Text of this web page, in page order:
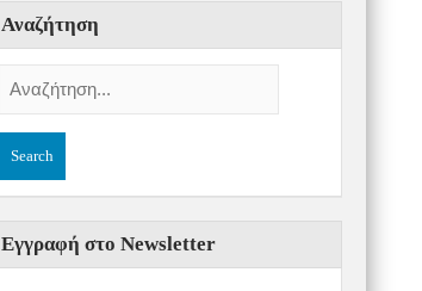
Αναζήτηση
Εγγραφή στο Newsletter